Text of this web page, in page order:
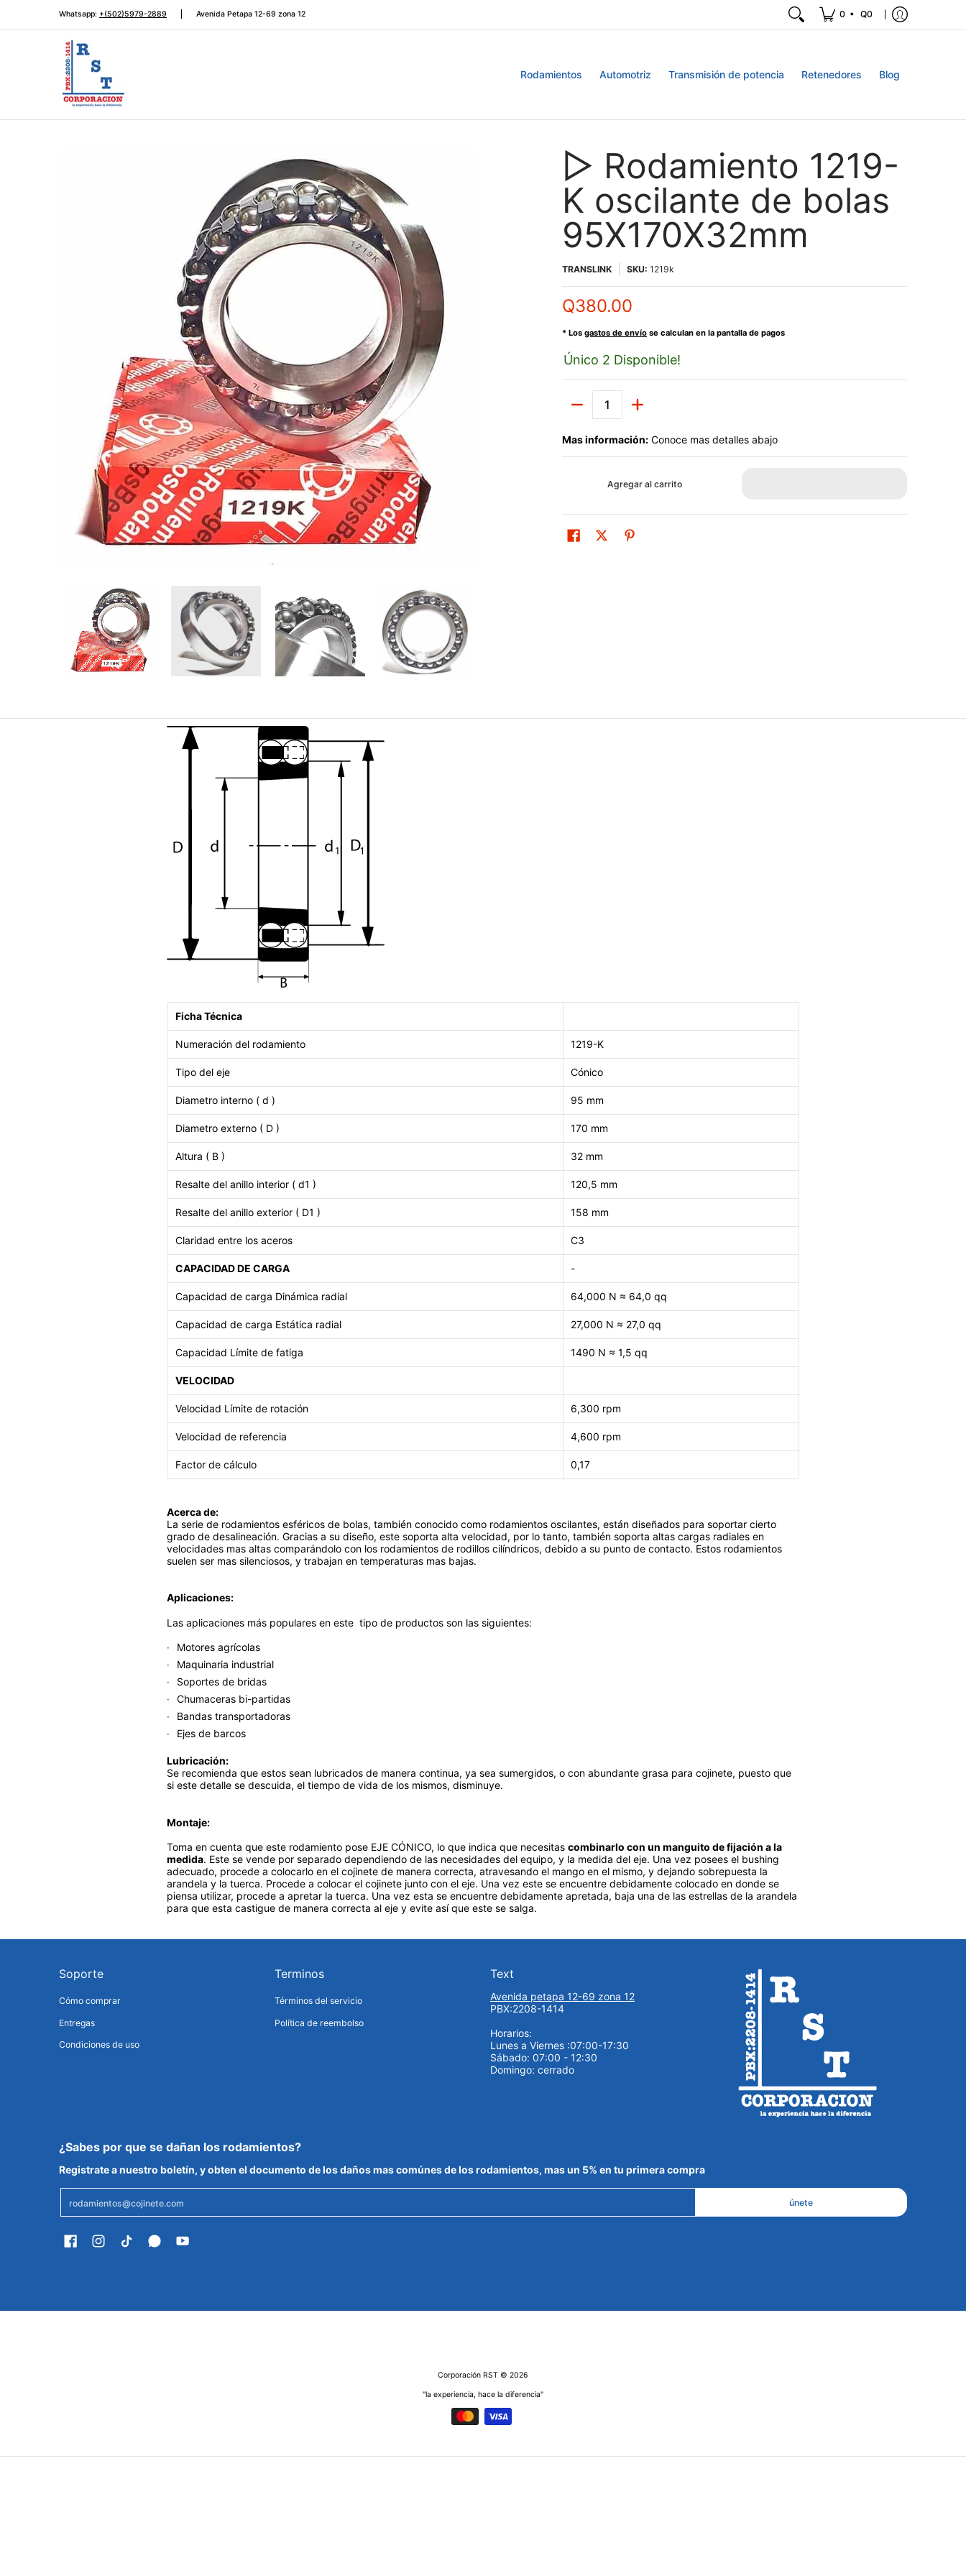
Saltar al contenido principal
Whatsapp: +(502)5979-2889 Avenida Petapa 12-69 zona 12 0 • Q0
Rodamientos Automotriz Transmisión de potencia Retenedores Blog
▷ Rodamiento 1219-
K oscilante de bolas
95X170X32mm
TRANSLINK SKU:1219k
Q380.00
* Losgastos de envío se calculan en la pantalla de pagos
Único 2 Disponible!
Mas información: Conoce mas detalles abajo
Agregar al carrito
Ficha Técnica
Numeración del rodamiento 1219-K
Tipo del eje Cónico
Diametro interno ( d ) 95 mm
Diametro externo ( D ) 170 mm
Altura ( B ) 32 mm
Resalte del anillo interior ( d1 ) 120,5 mm
Resalte del anillo exterior ( D1 ) 158 mm
Claridad entre los aceros C3
CAPACIDAD DE CARGA -
Capacidad de carga Dinámica radial 64,000 N ≈ 64,0 qq
Capacidad de carga Estática radial 27,000 N ≈ 27,0 qq
Capacidad Límite de fatiga 1490 N ≈ 1,5 qq
VELOCIDAD
Velocidad Límite de rotación 6,300 rpm
Velocidad de referencia 4,600 rpm
Factor de cálculo 0,17
Acerca de:
La serie de rodamientos esféricos de bolas, también conocido como rodamientos oscilantes, están diseñados para soportar cierto
grado de desalineación. Gracias a su diseño, este soporta alta velocidad, por lo tanto, también soporta altas cargas radiales en
velocidades mas altas comparándolo con los rodamientos de rodillos cilíndricos, debido a su punto de contacto. Estos rodamientos
suelen ser mas silenciosos, y trabajan en temperaturas mas bajas.
Aplicaciones:
Las aplicaciones más populares en este tipo de productos son las siguientes:
Motores agrícolas
Maquinaria industrial
Soportes de bridas
Chumaceras bi-partidas
Bandas transportadoras
Ejes de barcos
Lubricación:
Se recomienda que estos sean lubricados de manera continua, ya sea sumergidos, o con abundante grasa para cojinete, puesto que
si este detalle se descuida, el tiempo de vida de los mismos, disminuye.
Montaje:
Toma en cuenta que este rodamiento pose EJE CÓNICO, lo que indica que necesitas combinarlo con un manguito de fijación a la
medida. Este se vende por separado dependiendo de las necesidades del equipo, y la medida del eje. Una vez posees el bushing
adecuado, procede a colocarlo en el cojinete de manera correcta, atravesando el mango en el mismo, y dejando sobrepuesta la
arandela y la tuerca. Procede a colocar el cojinete junto con el eje. Una vez este se encuentre debidamente colocado en donde se
piensa utilizar, procede a apretar la tuerca. Una vez esta se encuentre debidamente apretada, baja una de las estrellas de la arandela
para que esta castigue de manera correcta al eje y evite así que este se salga.
Soporte
Cómo comprar
Entregas
Condiciones de uso
Terminos
Términos del servicio
Política de reembolso
Text
Avenida petapa 12-69 zona 12
PBX:2208-1414
Horarios:
Lunes a Viernes :07:00-17:30
Sábado: 07:00 - 12:30
Domingo: cerrado
¿Sabes por que se dañan los rodamientos?
Registrate a nuestro boletín, y obten el documento de los daños mas comúnes de los rodamientos, mas un 5% en tu primera compra
únete
Corporación RST © 2026
"la experiencia, hace la diferencia"